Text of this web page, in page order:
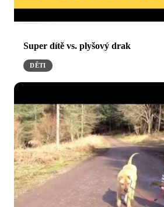
Super dítě vs. plyšový drak
DĚTI